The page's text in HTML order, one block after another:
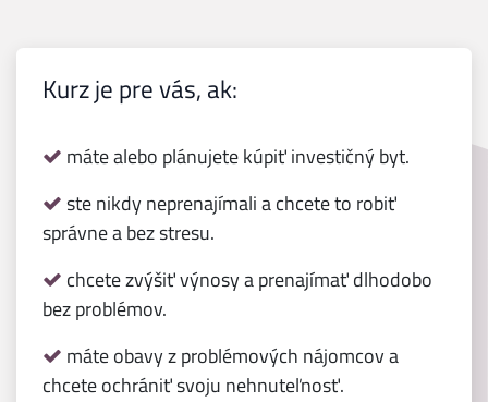
Kurz je pre vás, ak:
máte alebo plánujete kúpiť investičný byt.
ste nikdy neprenajímali a chcete to robiť
správne a bez stresu.
chcete zvýšiť výnosy a prenajímať dlhodobo
bez problémov.
máte obavy z problémových nájomcov a
chcete ochrániť svoju nehnuteľnosť.